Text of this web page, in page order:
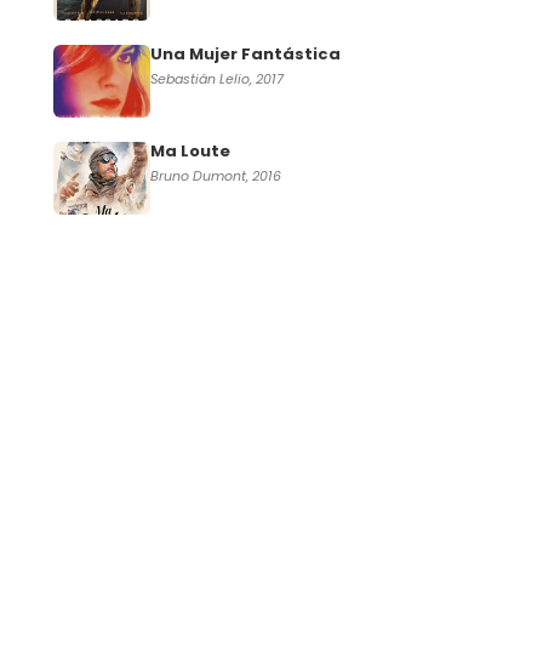
Una Mujer Fantástica
Sebastián Lelio, 2017
Ma Loute
Bruno Dumont, 2016